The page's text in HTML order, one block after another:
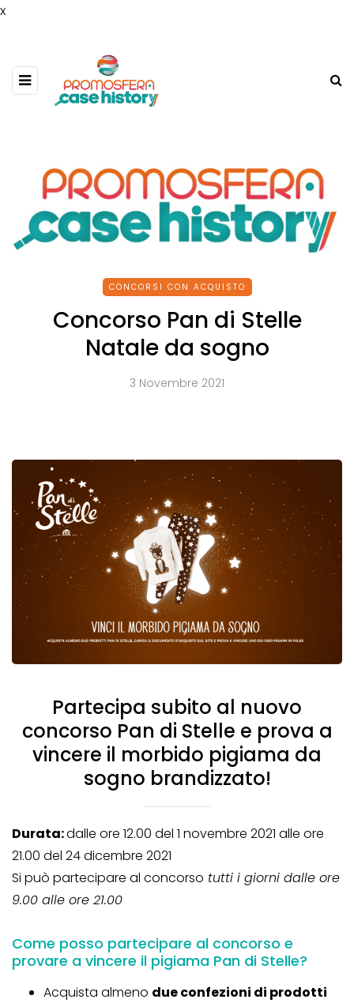
x
CONCORSI CON ACQUISTO
Concorso Pan di Stelle
Natale da sogno
3 Novembre 2021
Partecipa subito al nuovo
concorso Pan di Stelle e prova a
vincere il morbido pigiama da
sogno brandizzato!
Durata:dalle ore 12.00 del 1 novembre 2021 alle ore
21.00 del 24 dicembre 2021
Si può partecipare al concorso tutti i giorni dalle ore
9.00 alle ore 21.00
Come posso partecipare al concorso e
provare a vincere il pigiama Pan di Stelle?
Acquista almeno due confezioni di prodotti